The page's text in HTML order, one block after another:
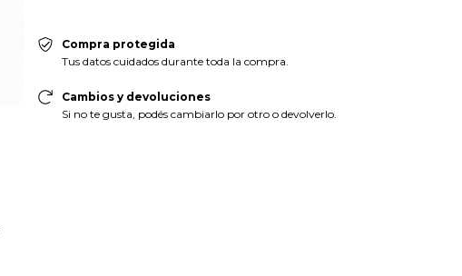
Compra protegida
Tus datos cuidados durante toda la compra.
Cambios y devoluciones
Si no te gusta, podés cambiarlo por otro o devolverlo.